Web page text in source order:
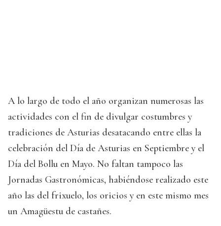
A lo largo de todo el año organizan numerosas las
actividades con el fin de divulgar costumbres y
tradiciones de Asturias desatacando entre ellas la
celebración del Día de Asturias en Septiembre y el
Día del Bollu en Mayo. No faltan tampoco las
Jornadas Gastronómicas, habiéndose realizado este
año las del frixuelo, los oricios y en este mismo mes
un Amagüestu de castañes.